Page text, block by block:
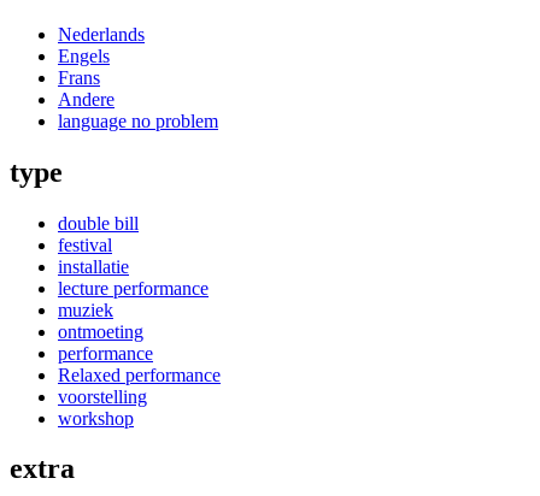
Nederlands
Engels
Frans
Andere
language no problem
type
double bill
festival
installatie
lecture performance
muziek
ontmoeting
performance
Relaxed performance
voorstelling
workshop
extra